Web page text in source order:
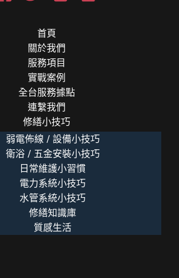
首頁
關於我們
服務項目
實戰案例
全台服務據點
連繫我們
修繕小技巧
弱電佈線 / 設備小技巧
衛浴 / 五金安裝小技巧
日常維護小習慣
電力系統小技巧
水管系統小技巧
修繕知識庫
質感生活